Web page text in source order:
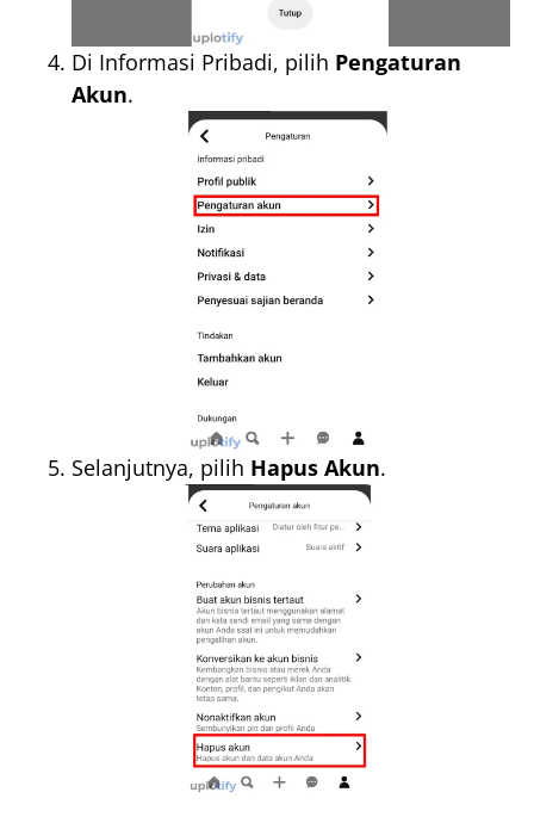
Di Informasi Pribadi, pilih Pengaturan
Akun.
Selanjutnya, pilih Hapus Akun.